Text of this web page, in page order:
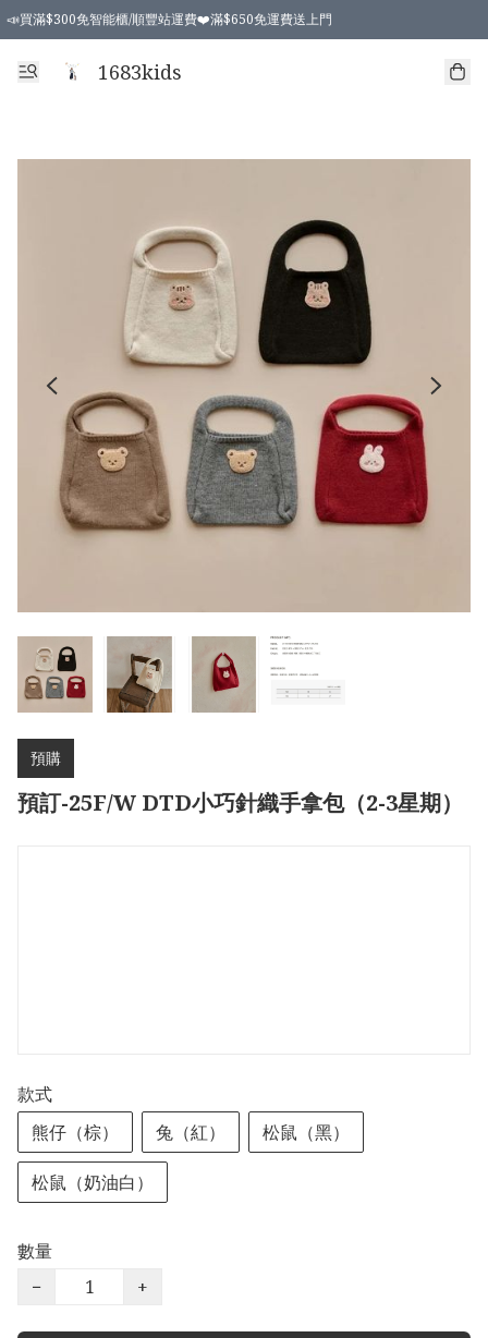
📣買滿$300免智能櫃/順豐站運費❤️滿$650免運費送上門
📣買滿$300免智能櫃/順豐站運費❤️滿$650免運費送上門
1683kids
預購
預訂-25F/W DTD小巧針織手拿包（2-3星期）
款式
熊仔（棕）
兔（紅） 松鼠（黑）
松鼠（奶油白）
數量
−
+